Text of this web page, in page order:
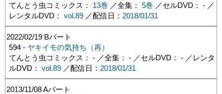
てんとう虫コミックス： 13巻 ／全集： 5巻 ／セルDVD： - ／
レンタルDVD： vol.89／配信日： 2018/01/31
2022/02/19 Bパート
594 - ヤキイモの気持ち（再）
てんとう虫コミックス： - ／全集： - ／セルDVD： - ／レンタ
ルDVD： vol.89／配信日： 2018/01/31
2013/11/08Aパート